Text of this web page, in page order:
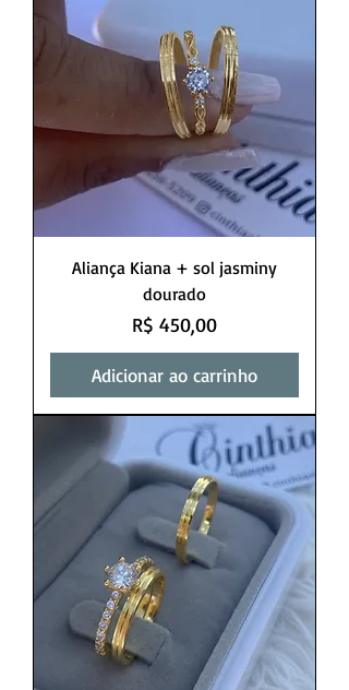
Aliança Kiana + sol jasminy
dourado
Preço
R$ 450,00
Adicionar ao carrinho